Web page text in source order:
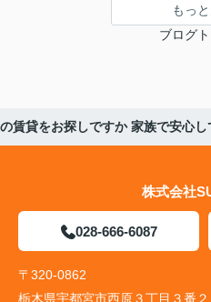
もっ
ブログ
賃貸をお探しですか 家族で安心
株式会社
028-666-6087
〒320-0862
栃木県宇都宮市西原３丁目３番